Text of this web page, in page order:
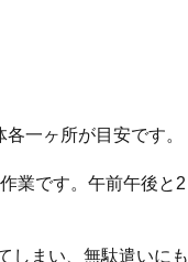
一ヶ所が目安です。
業です。午前午後と2
しまい、無駄遣いにも